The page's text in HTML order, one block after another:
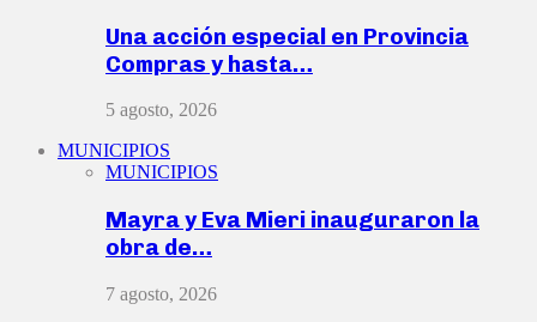
Una acción especial en Provincia
Compras y hasta…
5 agosto, 2026
MUNICIPIOS
MUNICIPIOS
Mayra y Eva Mieri inauguraron la
obra de…
7 agosto, 2026